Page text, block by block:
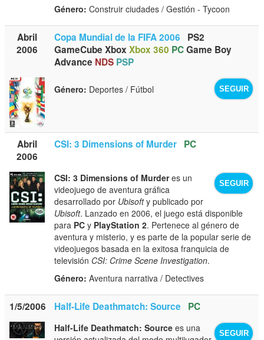
Género: Construir ciudades / Gestión - Tycoon
Abril
2006
Copa Mundial de la FIFA 2006
PS2
GameCube Xbox Xbox 360 PCGame Boy
Advance NDS PSP
SEGUIR
Género: Deportes / Fútbol
Abril
2006
CSI: 3 Dimensions of Murder PC
SEGUIR
CSI: 3 Dimensions of Murderes un
videojuego de aventura gráfica
desarrollado por Ubisofty publicado por
Ubisoft. Lanzado en 2006, el juego está disponible
para PC y PlayStation 2. Pertenece al género de
aventura y misterio, y es parte de la popular serie de
videojuegos basada en la exitosa franquicia de
televisión CSI: Crime Scene Investigation.
Género: Aventura narrativa / Detectives
1/5/2006 Half-Life Deathmatch: Source PC
SEGUIR
Half-Life Deathmatch: Source es una